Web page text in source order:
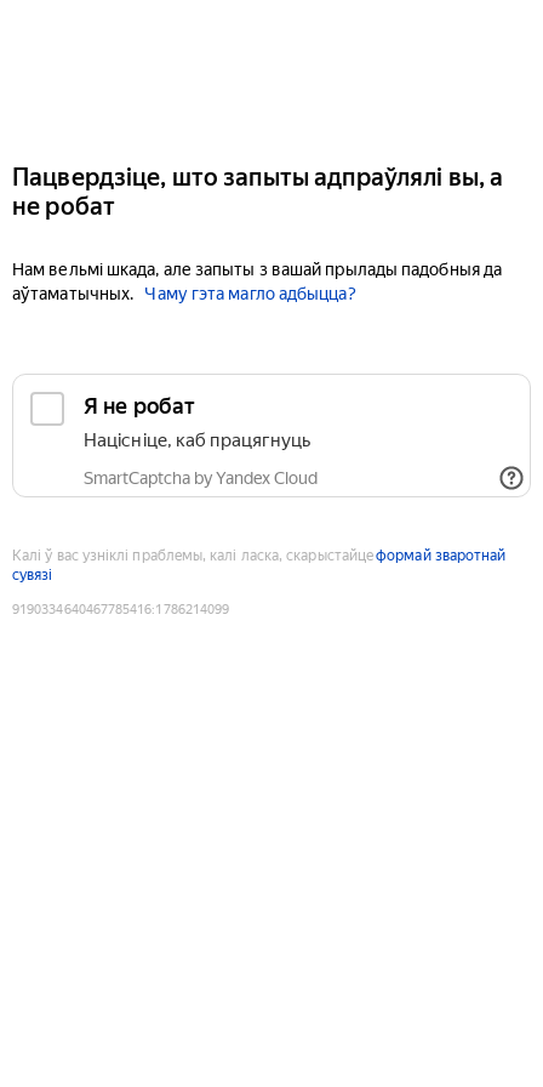
Пацвердзіце, што запыты адпраўлялі вы, а
не робат
Нам вельмі шкада, але запыты з вашай прылады падобныя да
аўтаматычных.
Чаму гэта магло адбыцца?
Я не робат
Націсніце, каб працягнуць
SmartCaptcha by Yandex Cloud
Калі ў вас узніклі праблемы, калі ласка, скарыстайцеформай зваротнай
сувязі
9190334640467785416:1786214099